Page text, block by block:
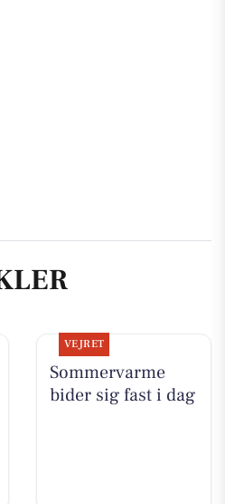
VEJRET
Sommervarme
bider sig fast i dag